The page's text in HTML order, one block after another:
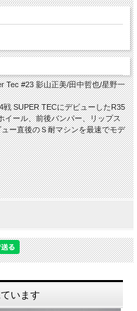
Tec #23 影山正美/田中哲也/星野一
SUPER TECにデビューしたR35
ール、前後バンパー、リップス
ー直後のＳ耐マシンを最速でモデ
います